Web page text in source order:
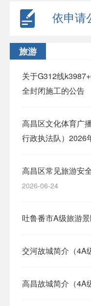
依申请
旅游
关于G312线
全封闭施工的公告
高昌区文化体育广
行政执法队）2026
高昌区常见旅游安
2026-06-24
吐鲁番市A级旅游
交河故城简介（4A
高昌故城简介（4A